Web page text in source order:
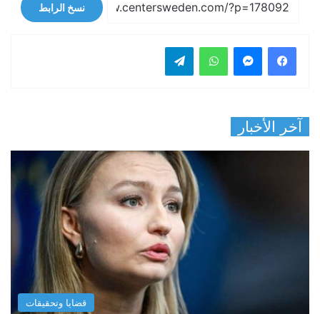
نسخ الرابط
فيسبوك واتساب
آخر الأخبار
قضايا وتحقيقات